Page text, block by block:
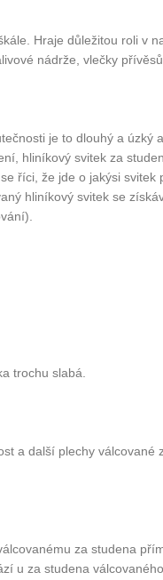
Hraje důležitou roli v
nádrže, vlečky
je to dlouhý a úzký
hliníkový svitek za
říci, že jde o jakýsi svitek
hliníkový svitek se
trochu slabá.
a další plechy válcované
za studena
u za studena